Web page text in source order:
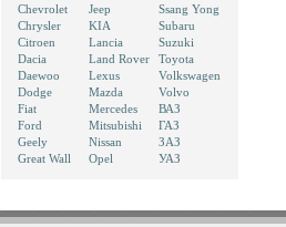
Chevrolet
Chrysler
Citroen
Dacia
Daewoo
Dodge
Fiat
Ford
Geely
Great Wall
Jeep
KIA
Lancia
Land Rover
Lexus
Mazda
Mercedes
Mitsubishi
Nissan
Opel
Ssang Yong
Subaru
Suzuki
Toyota
Volkswagen
Volvo
ВАЗ
ГАЗ
ЗАЗ
УАЗ